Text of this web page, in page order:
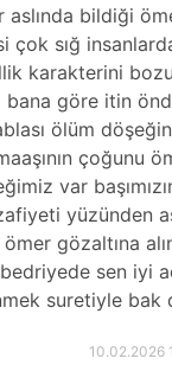
aslında bildiği
çok sığ
karakterini
göre itin
ölüm
çoğunu
var
yüzünden
gözaltına
sen iyi
suretiyle bak
10.02.2026